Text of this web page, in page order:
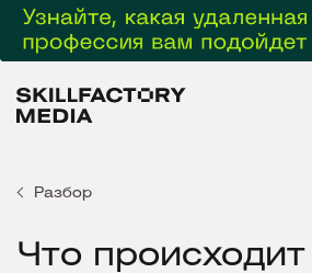
Разбор
Что